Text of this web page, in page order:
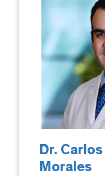
Dr.
Morales